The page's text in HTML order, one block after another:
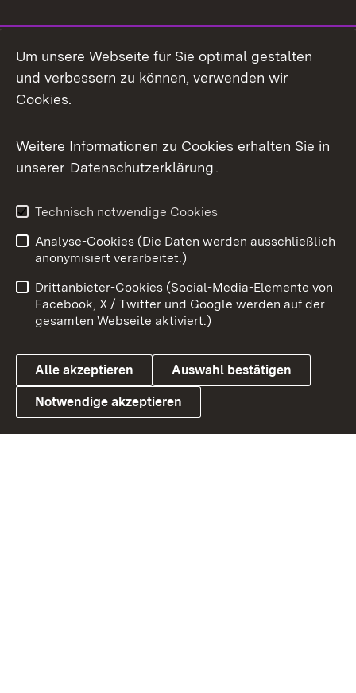
Facebook
X / Twitter
Youtube
Link zum Landesportal
Impressum
Kontakt
Barrierefreiheit
Datenschutz
Cookies
Um unsere Webseite für Sie optimal gestalten
und verbessern zu können, verwenden wir
Cookies.
Weitere Informationen zu Cookies erhalten Sie in
unserer Datenschutzerklärung.
Technisch notwendige Cookies
Analyse-Cookies (Die Daten werden ausschließlich
anonymisiert verarbeitet.)
Drittanbieter-Cookies (Social-Media-Elemente von
Facebook, X / Twitter und Google werden auf der
gesamten Webseite aktiviert.)
Alle akzeptieren Auswahl bestätigen
Notwendige akzeptieren